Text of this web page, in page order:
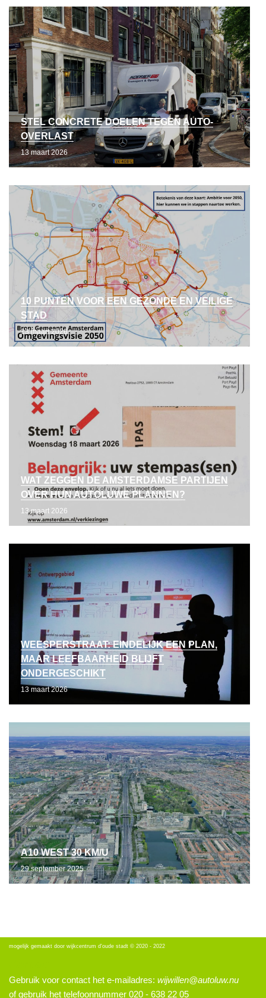
STEL CONCRETE DOELEN TEGEN AUTO-
OVERLAST
13 maart 2026
10 PUNTEN VOOR EEN GEZONDE EN VEILIGE
STAD
13 maart 2026
WAT ZEGGEN DE AMSTERDAMSE PARTIJEN
OVER HUN AUTOLUWE PLANNEN?
13 maart 2026
WEESPERSTRAAT: EINDELIJK EEN PLAN,
MAAR LEEFBAARHEID BLIJFT
ONDERGESCHIKT
13 maart 2026
A10 WEST 30 KM/U
29 september 2025
mogelijk gemaakt door wijkcentrum d'oude stadt © 2020 - 2022
Gebruik voor contact het e-mailadres: wijwillen@autoluw.nu
of gebruik het telefoonnummer 020 - 638 22 05